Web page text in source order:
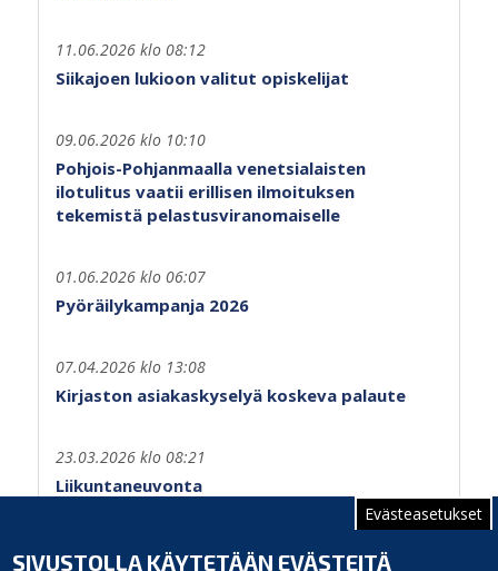
Evästeasetukset
SIVUSTOLLA KÄYTETÄÄN EVÄSTEITÄ
11.06.2026 klo 08:12
Siikajoen lukioon valitut opiskelijat
09.06.2026 klo 10:10
Pohjois-Pohjanmaalla venetsialaisten
ilotulitus vaatii erillisen ilmoituksen
tekemistä pelastusviranomaiselle
01.06.2026 klo 06:07
Pyöräilykampanja 2026
07.04.2026 klo 13:08
Kirjaston asiakaskyselyä koskeva palaute
23.03.2026 klo 08:21
Liikuntaneuvonta
Sivu 1